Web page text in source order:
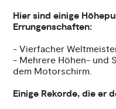
Hier sind einige
Errungenschaften:
- Vierfacher
- Mehrere Höhen- und
dem Motorschirm.
Einige Rekorde, die er